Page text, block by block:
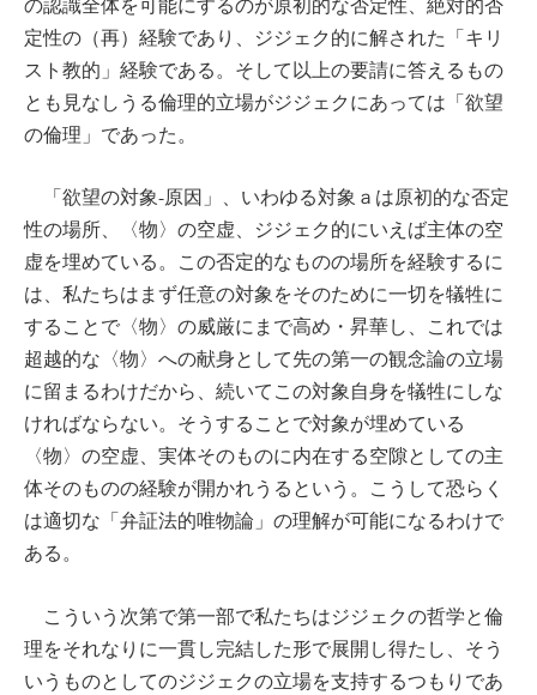
定性の（再）経験であり、ジジェク的に解された「キリ
スト教的」経験である。そして以上の要請に答えるもの
とも見なしうる倫理的立場がジジェクにあっては「欲望
の倫理」であった。
「欲望の対象-原因」、いわゆる対象ａは原初的な否定
性の場所、〈物〉の空虚、ジジェク的にいえば主体の空
虚を埋めている。この否定的なものの場所を経験するに
は、私たちはまず任意の対象をそのために一切を犠牲に
することで〈物〉の威厳にまで高め・昇華し、これでは
超越的な〈物〉への献身として先の第一の観念論の立場
に留まるわけだから、続いてこの対象自身を犠牲にしな
ければならない。そうすることで対象が埋めている
〈物〉の空虚、実体そのものに内在する空隙としての主
体そのものの経験が開かれうるという。こうして恐らく
は適切な「弁証法的唯物論」の理解が可能になるわけで
ある。
こういう次第で第一部で私たちはジジェクの哲学と倫
理をそれなりに一貫し完結した形で展開し得たし、そう
いうものとしてのジジェクの立場を支持するつもりであ